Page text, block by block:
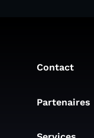
Contact
Partenaires